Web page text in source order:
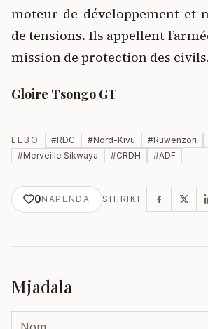
moteur de développement et
de tensions. Ils appellent
mission de protection des
Gloire Tsongo GT
LEBO #RDC #Nord-Kivu #Ruwenzori
#Merveille Sikwaya #CRDH #ADF
0NAPENDA SHIRIKI
Mjadala